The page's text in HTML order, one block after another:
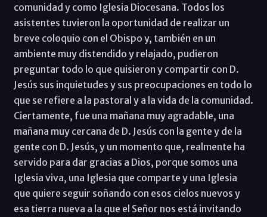
comunidad y como Iglesia Diocesana. Todos los
asistentes tuvieron la oportunidad de realizar un
breve coloquio con el Obispo y, también en un
ambiente muy distendido y relajado, pudieron
preguntar todo lo que quisieron y compartir con D.
Jesús sus inquietudes y sus preocupaciones en todo lo
que se refiere a la pastoral y a la vida de la comunidad.
Ciertamente, fue una mañana muy agradable, una
mañana muy cercana de D. Jesús con la gente y de la
gente con D. Jesús, y un momento que, realmente ha
servido para dar gracias a Dios, porque somos una
Iglesia viva, una Iglesia que comparte y una Iglesia
que quiere seguir soñando con esos cielos nuevos y
esa tierra nueva a la que el Señor nos está invitando